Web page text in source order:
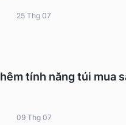
25 Thg 07
tính năng túi mua
09 Thg 07